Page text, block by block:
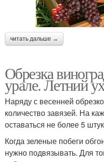
читать дальше →
Обрезка
урале. Летний
Наряду с весенней
количество завязей. На
оставаться не более 5
Когда зеленые побеги
нужно подвязывать. Для